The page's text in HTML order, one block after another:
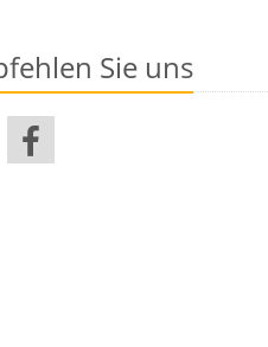
Sie uns